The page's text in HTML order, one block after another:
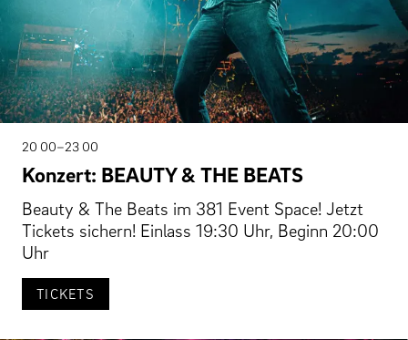
20 00–23 00
Konzert: BEAUTY & THE BEATS
Beauty & The Beats im 381 Event Space! Jetzt
Tickets sichern! Einlass 19:30 Uhr, Beginn 20:00
Uhr
TICKETS